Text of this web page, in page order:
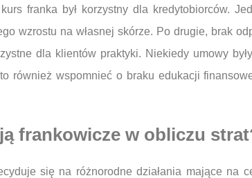
franka był korzystny dla kredytobiorców.
wzrostu na własnej skórze. Po drugie, brak
dla klientów praktyki. Niekiedy umowy
również wspomnieć o braku edukacji
frankowicze w obliczu
się na różnorodne działania mające na